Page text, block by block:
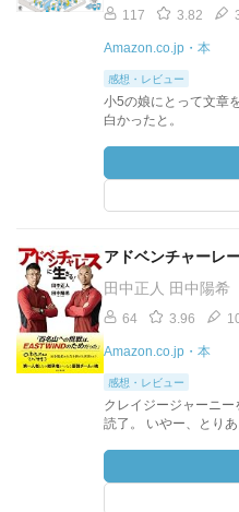
117 3.82
Amazon.co.jp・本
感想・レビュー
小5の娘にとって文章
白かったと。
アドベンチャーレ
田中正人 田中陽希
64 3.96
Amazon.co.jp・本
感想・レビュー
クレイジージャーニー
読了。 いやー、とり